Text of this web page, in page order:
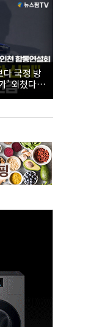
국정 방
’ 외쳤다 |
위원 후